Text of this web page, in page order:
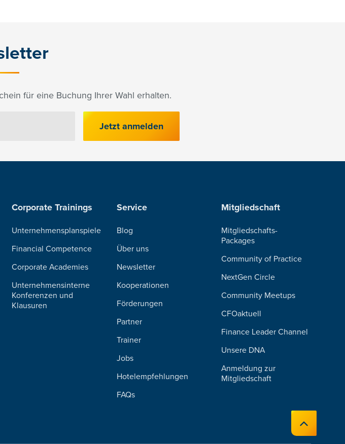
für eine Buchung Ihrer Wahl erhalten.
Jetzt anmelden
Corporate Trainings
Unternehmensplanspiele
Financial Competence
Corporate Academies
Unternehmensinterne
Konferenzen und
Klausuren
Service
Blog
Über uns
Newsletter
Kooperationen
Förderungen
Partner
Trainer
Jobs
Hotelempfehlungen
FAQs
Mitgliedschaft
Mitgliedschafts-
Packages
Community of Practice
NextGen Circle
Community Meetups
CFOaktuell
Finance Leader Channel
Unsere DNA
Anmeldung zur
Mitgliedschaft